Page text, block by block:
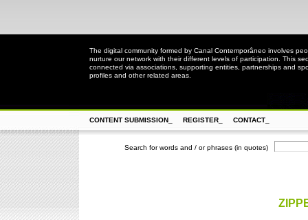
The digital community formed by Canal Contemporâneo involves
nurture our network with their different levels of participation. This
connected via associations, supporting entities, partnerships and
profiles and other related areas.
CONTENT SUBMISSION_ REGISTER_ CONTACT_
Search for words and / or phrases (in quotes)